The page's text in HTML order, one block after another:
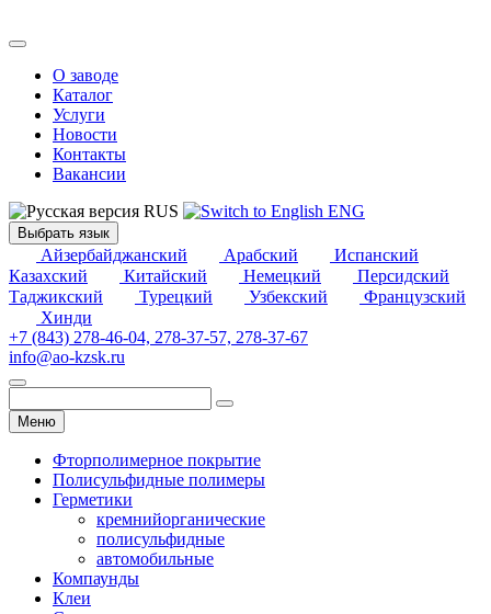
О заводе
Каталог
Услуги
Новости
Контакты
Вакансии
RUS
ENG
Выбрать язык
Айзербайджанский Арабский
Испанский
Казахский
Китайский Немецкий
Персидский
Таджикский
Турецкий Узбекский
Французский
Хинди
+7 (843) 278-46-04, 278-37-57, 278-37-67
info@ao-kzsk.ru
Меню
Фторполимерное покрытие
Полисульфидные полимеры
Герметики
кремнийорганические
полисульфидные
автомобильные
Компаунды
Клеи